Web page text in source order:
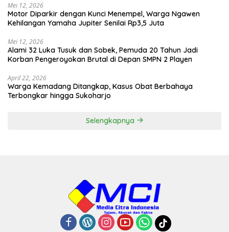
Mei 12, 2026
Motor Diparkir dengan Kunci Menempel, Warga Ngawen
Kehilangan Yamaha Jupiter Senilai Rp3,5 Juta
Mei 12, 2026
Alami 32 Luka Tusuk dan Sobek, Pemuda 20 Tahun Jadi
Korban Pengeroyokan Brutal di Depan SMPN 2 Playen
April 22, 2026
Warga Kemadang Ditangkap, Kasus Obat Berbahaya
Terbongkar hingga Sukoharjo
Selengkapnya